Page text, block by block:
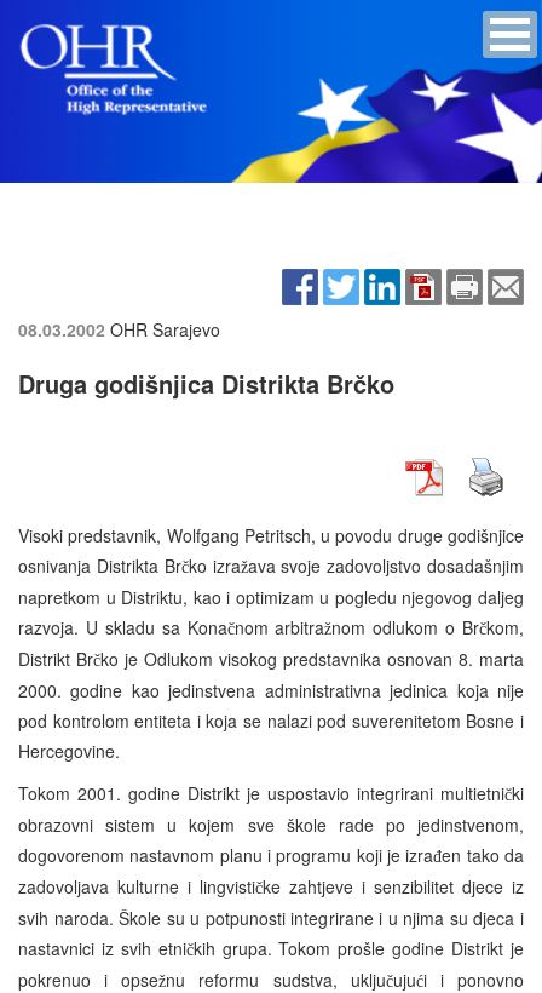
08.03.2002 OHR Sarajevo
Druga godišnjica Distrikta Brčko
Visoki predstavnik, Wolfgang Petritsch, u povodu druge godišnjice
osnivanja Distrikta Brčko izražava svoje zadovoljstvo dosadašnjim
napretkom u Distriktu, kao i optimizam u pogledu njegovog daljeg
razvoja. U skladu sa Konačnom arbitražnom odlukom o Brčkom,
Distrikt Brčko je Odlukom visokog predstavnika osnovan 8. marta
2000. godine kao jedinstvena administrativna jedinica koja nije
pod kontrolom entiteta i koja se nalazi pod suverenitetom Bosne i
Hercegovine.
Tokom 2001. godine Distrikt je uspostavio integrirani multietnički
obrazovni sistem u kojem sve škole rade po jedinstvenom,
dogovorenom nastavnom planu i programu koji je izrađen tako da
zadovoljava kulturne i lingvističke zahtjeve i senzibilitet djece iz
svih naroda. Škole su u potpunosti integrirane i u njima su djeca i
nastavnici iz svih etničkih grupa. Tokom prošle godine Distrikt je
pokrenuo i opsežnu reformu sudstva, uključujući i ponovno